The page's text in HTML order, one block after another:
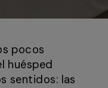
pocos
huésped
sentidos: las